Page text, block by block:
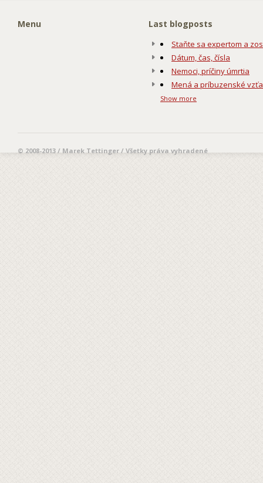
Menu Last blogposts
Staňte sa expertom a
Dátum, čas, čísla
Nemoci, príčiny úmrtia
Mená a príbuzenské
Show more
© 2008-2013 / Marek Tettinger / Všetky práva vyhradené